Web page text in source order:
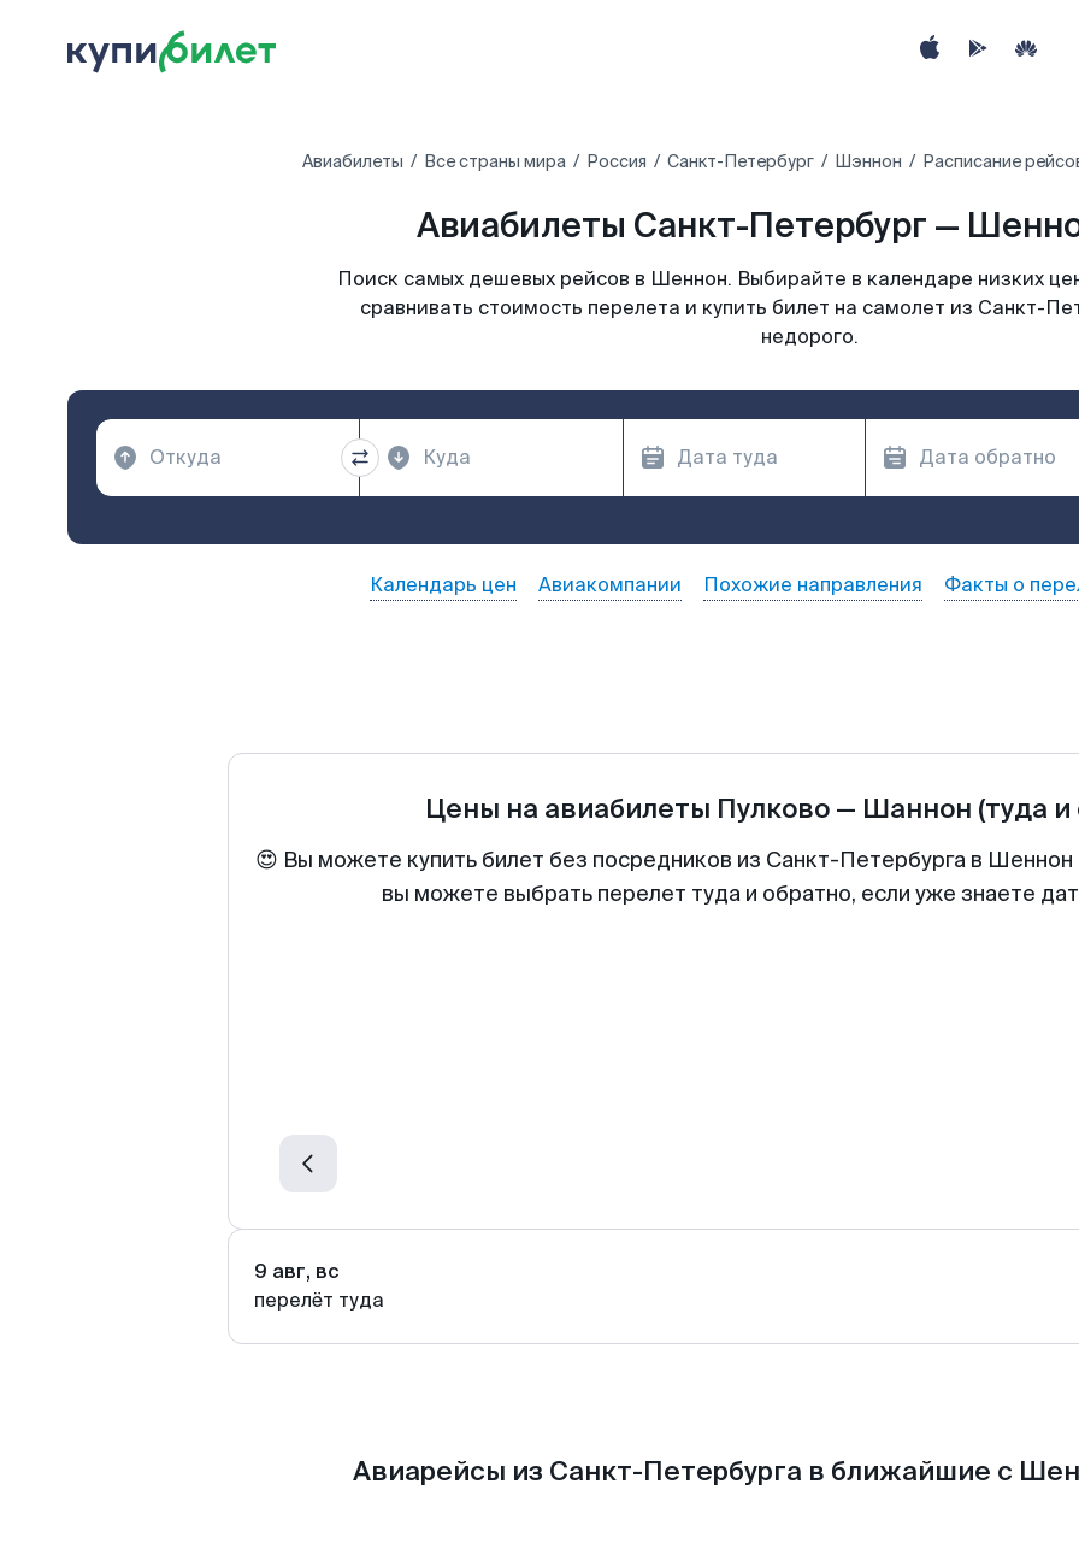
Авиабилеты Все страны мира Россия Санкт-Петербург Шэннон Расписание
Авиабилеты Санкт-Петербург —
Поиск самых дешевых рейсов в Шеннон. Выбирайте в календаре низких
сравнивать стоимость перелета и купить билет на самолет из Санкт-
недорого.
Календарь цен Авиакомпании Похожие направления Факты о
Цены на авиабилеты Пулково — Шаннон (туда
😍 Вы можете купить билет без посредников из Санкт-Петербурга в
вы можете выбрать перелет туда и обратно, если уже знаете
9 авг, вс
перелёт туда
Авиарейсы из Санкт-Петербурга в ближайшие с